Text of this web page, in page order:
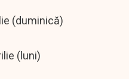
(duminică)
(luni)